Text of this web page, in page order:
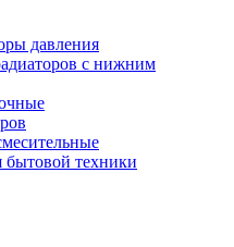
давления
с нижним
техники